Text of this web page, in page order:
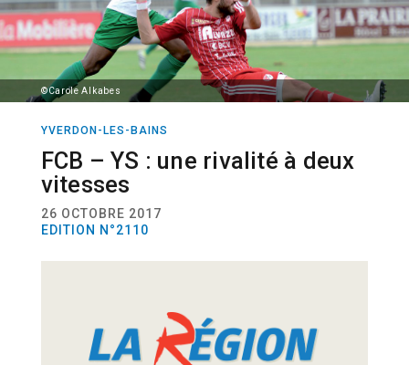
©Carole Alkabes
YVERDON-LES-BAINS
FCB – YS : une rivalité à deux
vitesses
26 OCTOBRE 2017
EDITION N°2110